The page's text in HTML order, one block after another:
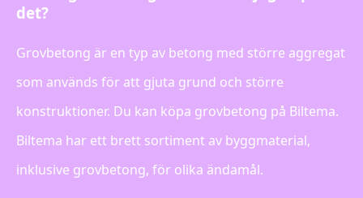
det?
Grovbetong är en typ av betong med större aggregat
som används för att gjuta grund och större
konstruktioner. Du kan köpa grovbetong på Biltema.
Biltema har ett brett sortiment av byggmaterial,
inklusive grovbetong, för olika ändamål.